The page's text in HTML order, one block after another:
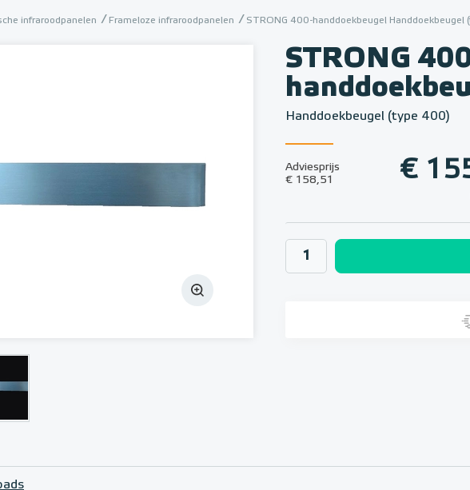
infraroodpanelen Frameloze infraroodpanelen STRONG 400-handdoekbeugel Handdoekbeugel
STRONG
Handdoekbeugel (type 400)
Adviesprijs
€ 158,51
€